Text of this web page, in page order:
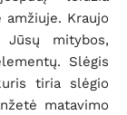
Kraujo
mitybos,
Slėgis
tiria slėgio
matavimo